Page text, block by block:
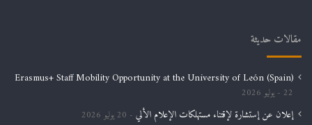
مقالات حديثة
Erasmus+ Staff Mobility Opportunity at the University of León (Spain)
22 يوليو 2026
إعلان عن إستشارة لإقتناء مستهلكات الإعلام الألي 20 يوليو 2026